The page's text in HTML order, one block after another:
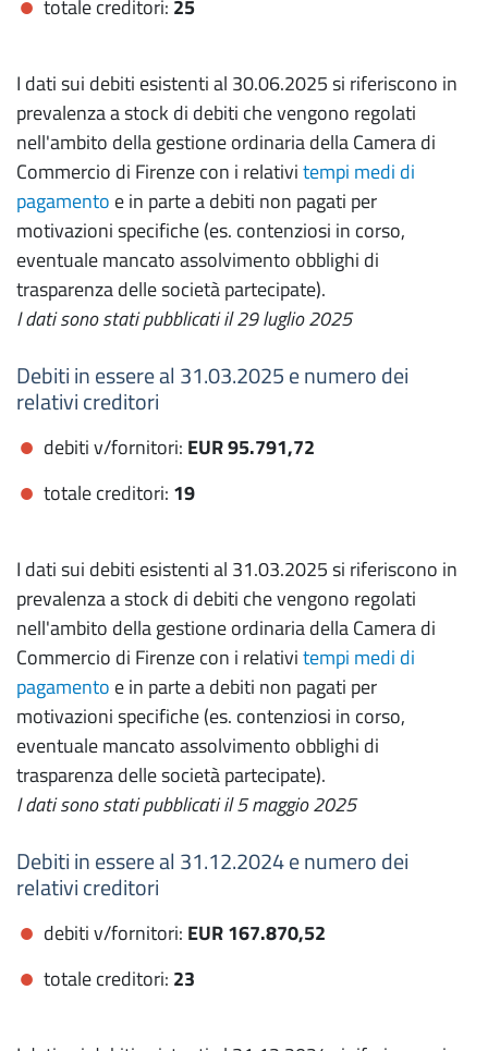
totale creditori: 25
I dati sui debiti esistenti al 30.06.2025 si riferiscono in
prevalenza a stock di debiti che vengono regolati
nell'ambito della gestione ordinaria della Camera di
Commercio di Firenze con i relativitempi medi di
pagamento e in parte a debiti non pagati per
motivazioni specifiche (es. contenziosi in corso,
eventuale mancato assolvimento obblighi di
trasparenza delle società partecipate).
I dati sono stati pubblicati il 29 luglio 2025
Debiti in essere al 31.03.2025 e numero dei
relativi creditori
debiti v/fornitori: EUR95.791,72
totale creditori: 19
I dati sui debiti esistenti al 31.03.2025 si riferiscono in
prevalenza a stock di debiti che vengono regolati
nell'ambito della gestione ordinaria della Camera di
Commercio di Firenze con i relativitempi medi di
pagamento e in parte a debiti non pagati per
motivazioni specifiche (es. contenziosi in corso,
eventuale mancato assolvimento obblighi di
trasparenza delle società partecipate).
I dati sono stati pubblicati il 5 maggio 2025
Debiti in essere al 31.12.2024 e numero dei
relativi creditori
debiti v/fornitori: EUR 167.870,52
totale creditori: 23